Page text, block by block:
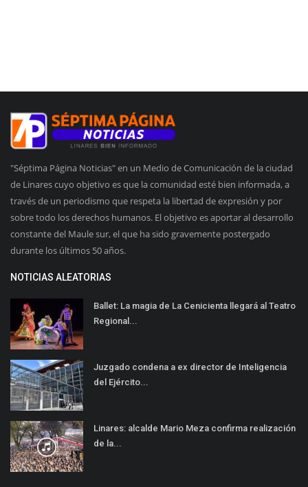
"Séptima Página Noticias" en un Medio de Comunicación de la ciudad
de Linares cuyo objetivo es que la comunidad esté bien informada, a
través de un periodismo que respeta la libertad de expresión y por
sobre todo los derechos humanos. El objetivo es aportar al desarrollo
constante del Maule sur, el que ha sido gravemente postergado
durante los últimos 50 años.
NOTICIAS ALEATORIAS
Ballet: La magia de La Cenicienta llegará al Teatro
Regional...
Juzgado condena a ex director de Inteligencia
del Ejército...
Linares: alcalde Mario Meza confirma realización
de la...